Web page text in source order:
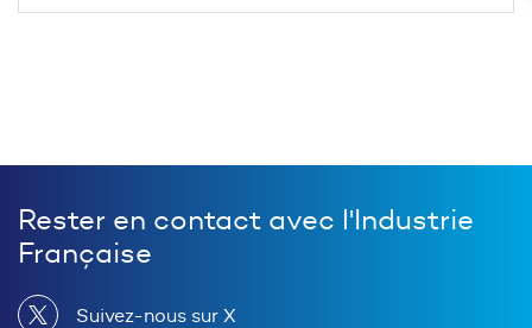
Rester en contact avec l'Industrie
Française
Suivez-nous sur X